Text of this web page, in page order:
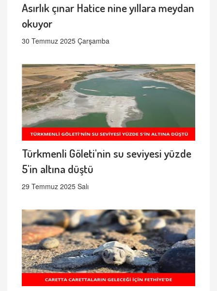
Asırlık çınar Hatice nine yıllara meydan
okuyor
30 Temmuz 2025 Çarşamba
Türkmenli Göleti'nin su seviyesi yüzde
5'in altına düştü
29 Temmuz 2025 Salı